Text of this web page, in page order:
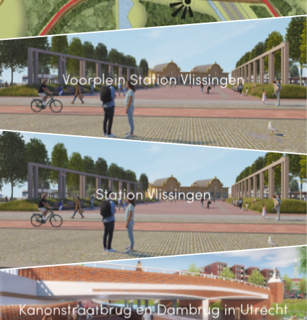
Voorplein Station Vlissingen
Station Vlissingen
Kanonstraatbrug en Dambrug in Utrecht